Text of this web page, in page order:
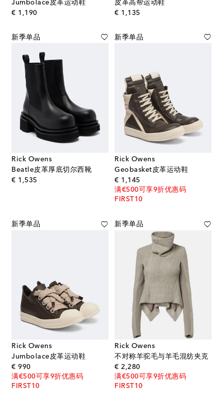
Jumbolace皮革运动鞋
€ 1,190original price
皮革高帮运动鞋
€ 1,135original price
新季单品
Rick Owens
Beatle皮革厚底切尔西靴
€ 1,535original price
新季单品
Rick Owens
Geobasket皮革运动鞋
€ 1,145original price
满€500可享9折优惠码
FIRST10
新季单品
Rick Owens
Jumbolace皮革运动鞋
€ 990original price
满€500可享9折优惠码
FIRST10
新季单品
Rick Owens
不对称羊驼毛与羊毛混纺夹克
€ 2,280original price
满€500可享9折优惠码
FIRST10